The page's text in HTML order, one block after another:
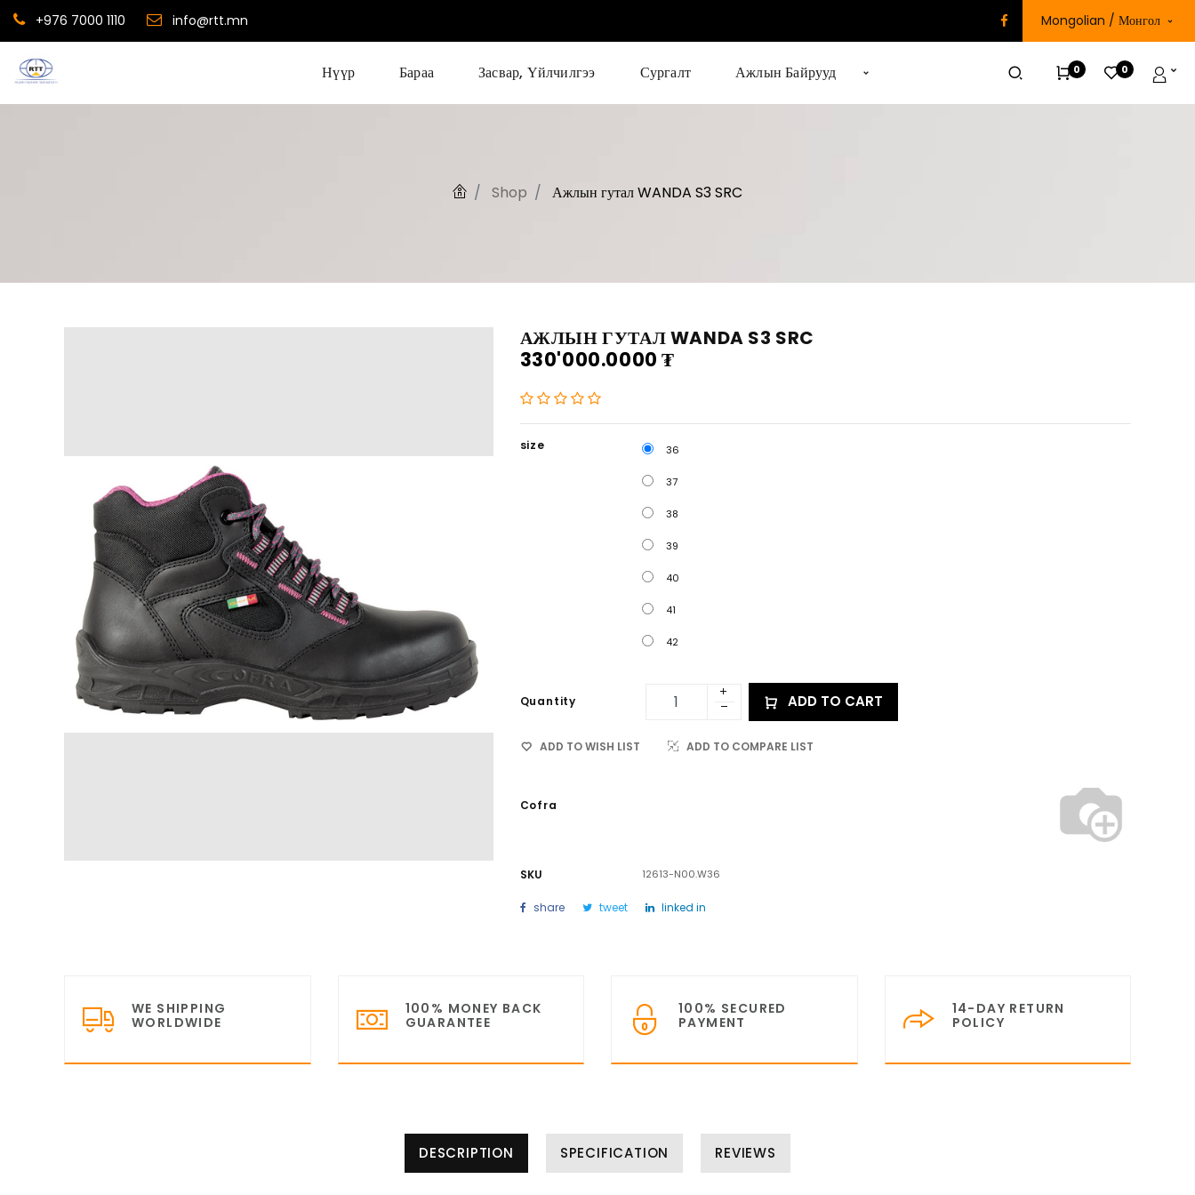
+976 7000 1110 info@rtt.mn Mongolian / Монгол
Нүүр Бараа Засвар, Үйлчилгээ Сургалт Ажлын Байрууд 0 0
Shop Ажлын гутал WANDA S3 SRC
АЖЛЫН ГУТАЛ WANDA S3 SRC
330'000.0000 ₮
size 36
37
38
39
40
41
42
Quantity ADD TO CART
ADD TO WISH LIST ADD TO COMPARE LIST
Cofra
SKU 12613-N00.W36
share tweet linked in
WE SHIPPING
WORLDWIDE
100% MONEY BACK
GUARANTEE
100% SECURED
PAYMENT
14-DAY RETURN
POLICY
DESCRIPTION SPECIFICATION REVIEWS